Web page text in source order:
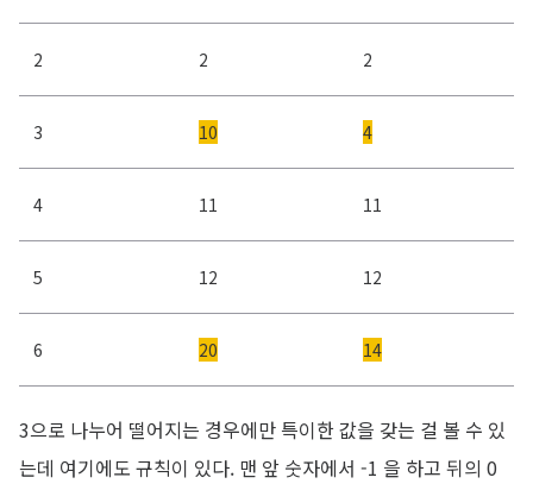
2 2 2
3 10 4
4 11 11
5 12 12
6 20 14
3으로 나누어 떨어지는 경우에만 특이한 값을 갖는 걸 볼 수 있
는데 여기에도 규칙이 있다. 맨 앞 숫자에서 -1 을 하고 뒤의 0